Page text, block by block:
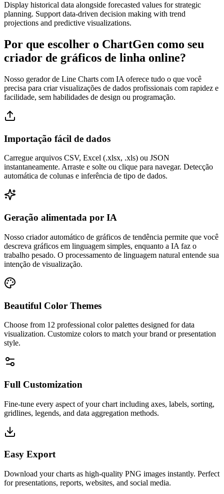
Display historical data alongside forecasted values for strategic
planning. Support data-driven decision making with trend
projections and predictive visualizations.
Por que escolher o ChartGen como seu
criador de gráficos de linha online?
Nosso gerador de Line Charts com IA oferece tudo o que você
precisa para criar visualizações de dados profissionais com rapidez e
facilidade, sem habilidades de design ou programação.
Importação fácil de dados
Carregue arquivos CSV, Excel (.xlsx, .xls) ou JSON
instantaneamente. Arraste e solte ou clique para navegar. Detecção
automática de colunas e inferência de tipo de dados.
Geração alimentada por IA
Nosso criador automático de gráficos de tendência permite que você
descreva gráficos em linguagem simples, enquanto a IA faz o
trabalho pesado. O processamento de linguagem natural entende sua
intenção de visualização.
Beautiful Color Themes
Choose from 12 professional color palettes designed for data
visualization. Customize colors to match your brand or presentation
style.
Full Customization
Fine-tune every aspect of your chart including axes, labels, sorting,
gridlines, legends, and data aggregation methods.
Easy Export
Download your charts as high-quality PNG images instantly. Perfect
for presentations, reports, websites, and social media.